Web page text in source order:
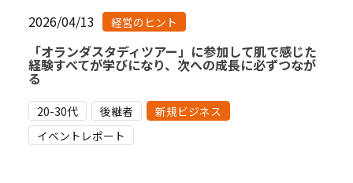
2026/04/13 経営のヒント
「オランダスタディツアー」に参加して肌で感じた
経験すべてが学びになり、次への成長に必ずつなが
る
20-30代 後継者
新規ビジネス
イベントレポート